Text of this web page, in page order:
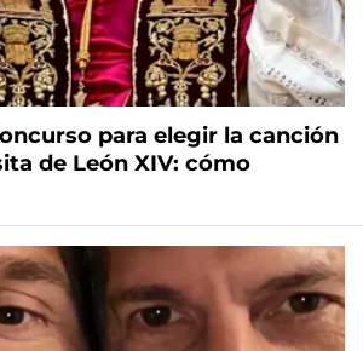
para elegir la canción
de León XIV: cómo